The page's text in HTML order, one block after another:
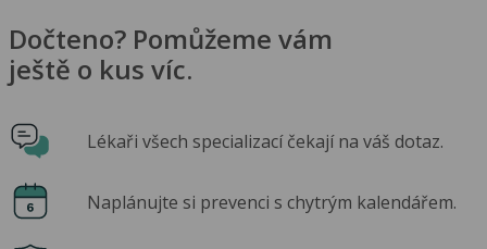
Dočteno? Pomůžeme vám
ještě o kus víc.
Lékaři všech specializací čekají na váš dotaz.
Naplánujte si prevenci s chytrým kalendářem.